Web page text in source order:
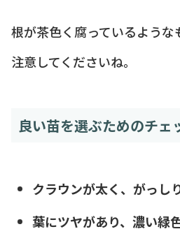
根が茶色く腐っているよう
注意してくださいね。
良い苗を選ぶためのチェ
クラウンが太く、がっし
葉にツヤがあり、濃い緑